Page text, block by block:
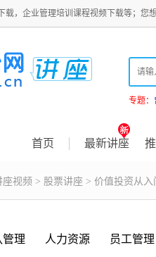
载，企业管理培训课程视频下载等；您
专题：
首页 最新讲座
座视频 > 股票讲座 > 价值投资从入
管理 人力资源 员工管理